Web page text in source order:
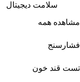
سلامت دیجیتال
مشاهده همه
فشارسنج
تست قند خون